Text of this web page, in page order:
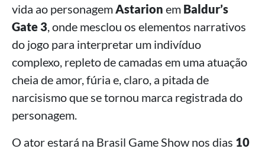
vida ao personagemAstarion em Baldur’s
Gate 3, onde mesclou os elementos narrativos
do jogo para interpretar um indivíduo
complexo, repleto de camadas em uma atuação
cheia de amor, fúria e, claro, a pitada de
narcisismo que se tornou marca registrada do
personagem.
O ator estará na Brasil Game Show nos dias 10